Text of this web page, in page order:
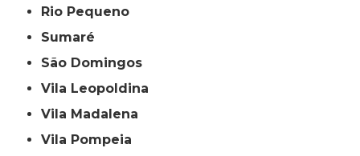
Rio Pequeno
Sumaré
São Domingos
Vila Leopoldina
Vila Madalena
Vila Pompeia